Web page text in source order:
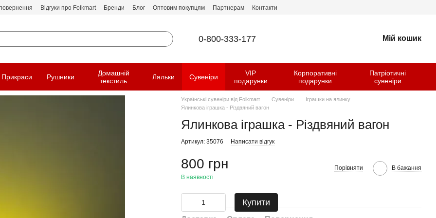
Відгуки про Folkmart Бренди Блог Оптовим покупцям Партнерам Контакти
0-800-333-177 Мій кошик
Прикраси Рушники
Домашній
текстиль
Ляльки Сувеніри
VIP
подарунки
Корпоративні
подарунки
Патріотичні
сувеніри
Українські сувеніри від Folkmart Сувеніри
Іграшки на ялинку
Ялинкова іграшка - Різдвяний вагон
Ялинкова іграшка - Різдвяний вагон
Артикул: 35076 Написати відгук
800 грн
В наявності
Порівняти В бажання
Купити